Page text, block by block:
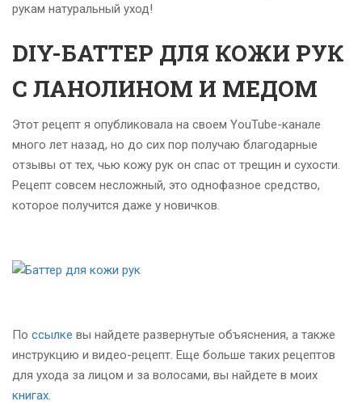
рукам натуральный уход!
DIY-БАТТЕР ДЛЯ КОЖИ РУК
С ЛАНОЛИНОМ И МЕДОМ
Этот рецепт я опубликовала на своем YouTube-канале
много лет назад, но до сих пор получаю благодарные
отзывы от тех, чью кожу рук он спас от трещин и сухости.
Рецепт совсем несложный, это однофазное средство,
которое получится даже у новичков.
По ссылке вы найдете развернутые объяснения, а также
инструкцию и видео-рецепт. Еще больше таких рецептов
для ухода за лицом и за волосами, вы найдете в моих
книгах